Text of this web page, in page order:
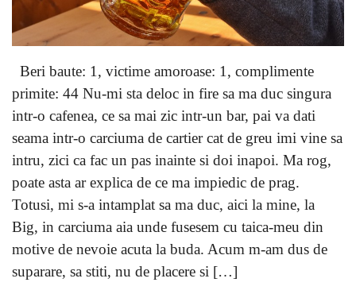
Beri baute: 1, victime amoroase: 1, complimente
primite: 44 Nu-mi sta deloc in fire sa ma duc singura
intr-o cafenea, ce sa mai zic intr-un bar, pai va dati
seama intr-o carciuma de cartier cat de greu imi vine sa
intru, zici ca fac un pas inainte si doi inapoi. Ma rog,
poate asta ar explica de ce ma impiedic de prag.
Totusi, mi s-a intamplat sa ma duc, aici la mine, la
Big, in carciuma aia unde fusesem cu taica-meu din
motive de nevoie acuta la buda. Acum m-am dus de
suparare, sa stiti, nu de placere si […]